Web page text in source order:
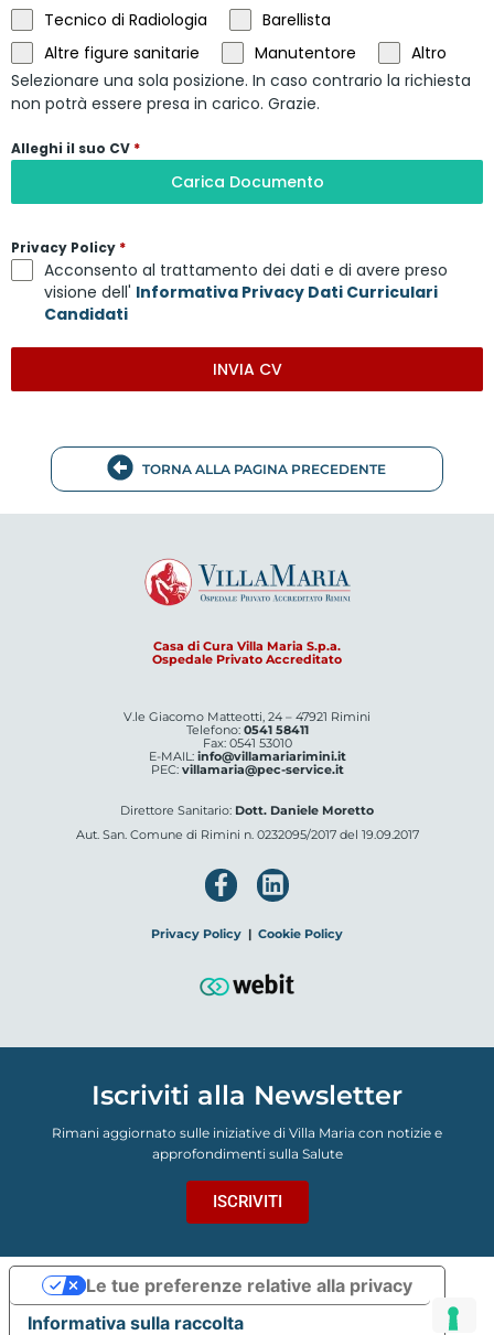
Tecnico di Radiologia
Barellista
Altre figure sanitarie
Manutentore
Altro
Selezionare una sola posizione. In caso contrario la richiesta
non potrà essere presa in carico. Grazie.
Alleghi il suo CV *
Carica Documento
Privacy Policy *
Acconsento al trattamento dei dati e di avere preso
visione dell' Informativa Privacy Dati Curriculari
Candidati
INVIA CV
TORNA ALLA PAGINA PRECEDENTE
Casa di Cura Villa Maria S.p.a.
Ospedale Privato Accreditato
V.le Giacomo Matteotti, 24 – 47921 Rimini
Telefono: 0541 58411
Fax: 0541 53010
E-MAIL: info@villamariarimini.it
PEC: villamaria@pec-service.it
Direttore Sanitario: Dott. Daniele Moretto
Aut. San. Comune di Rimini n. 0232095/2017 del 19.09.2017
Privacy Policy | Cookie Policy
Iscriviti alla Newsletter
Rimani aggiornato sulle iniziative di Villa Maria con notizie e
approfondimenti sulla Salute
ISCRIVITI
Informativa sulla raccolta
Le tue preferenze relative alla privacy